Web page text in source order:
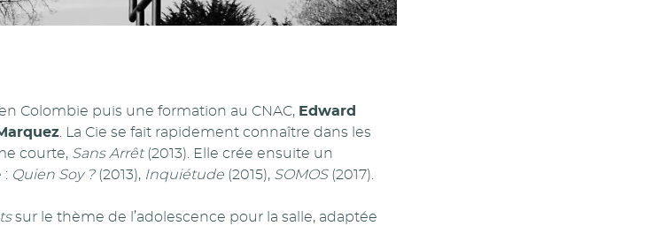
Colombie puis une formation au CNAC, Edward
. La Cie se fait rapidement connaître dans les
courte, Sans Arrêt(2013). Elle crée ensuite un
: Quien Soy ? (2013), Inquiétude (2015), SOMOS(2017).
sur le thème de l’adolescence pour la salle, adaptée